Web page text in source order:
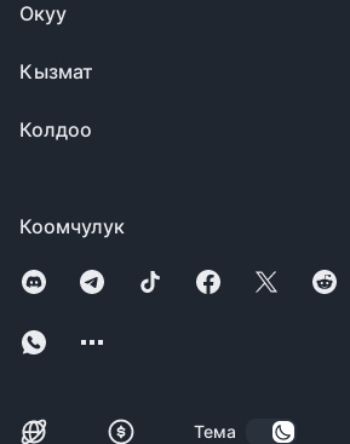
Коомчулук
Тема
Окуу
Кызмат
Колдоо